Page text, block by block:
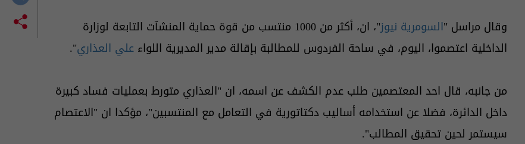
وقال مراسل "السومرية نيوز
"، ان، أكثر من 1000 منتسب من قوة حماية المنشآت التابعة لوزارة
الداخلية اعتصموا، اليوم، في ساحة الفردوس للمطالبة بإقالة مدير المديرية اللواء علي العذاري".
من جانبه، قال احد المعتصمين طلب عدم الكشف عن اسمه، ان "العذاري متورط بعمليات فساد كبيرة
داخل الدائرة، فضلا عن استخدامه أساليب دكتاتورية في التعامل مع المنتسبين"، مؤكدا ان "الاعتصام
سيستمر لحين تحقيق المطالب".